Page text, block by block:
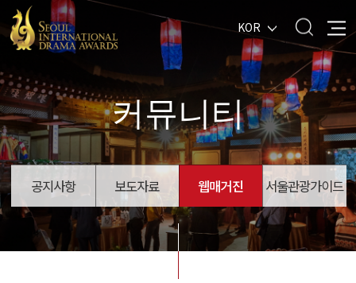
KOR
커뮤니티
공지사항 보도자료 웹매거진 서울관광가이드